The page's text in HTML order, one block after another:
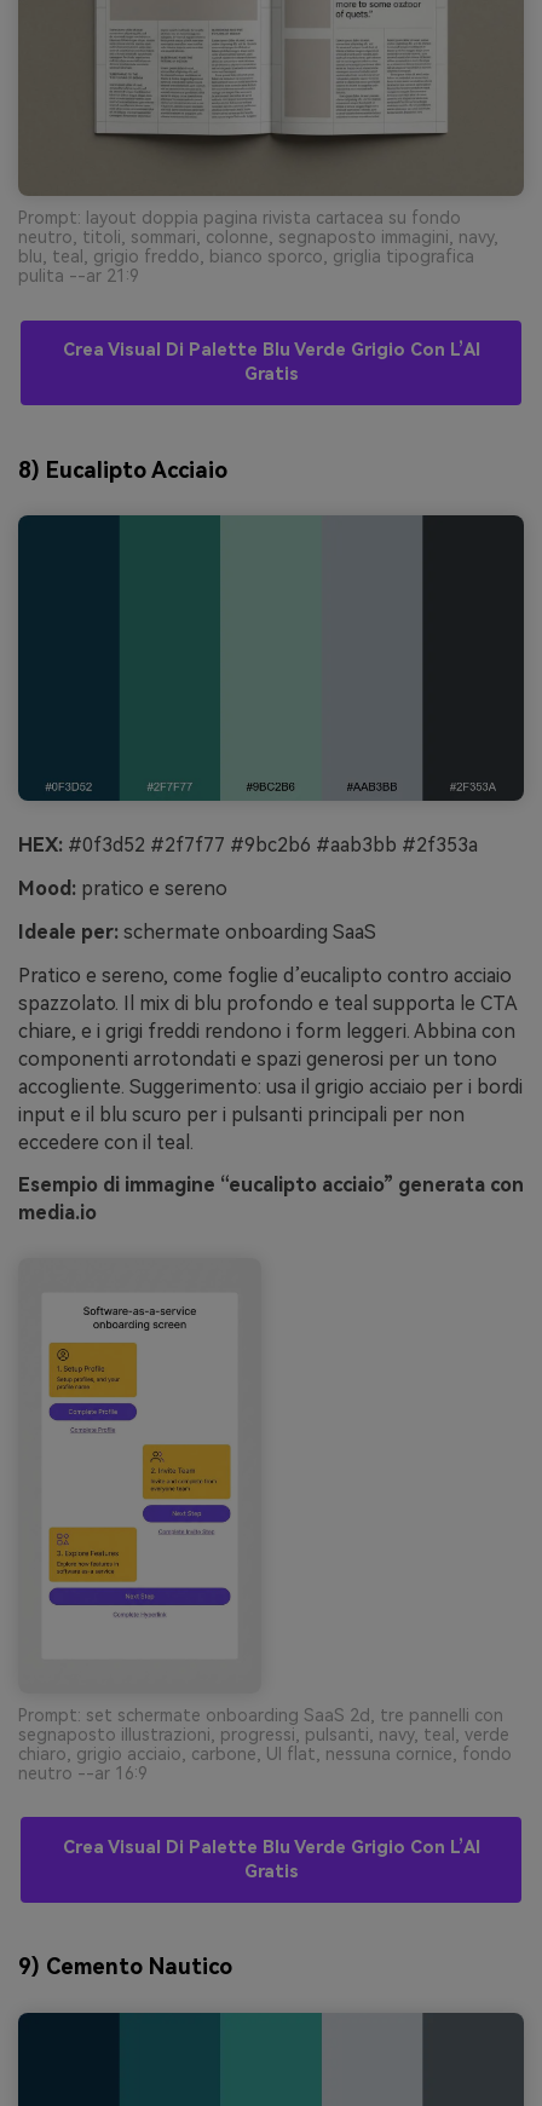
Prompt: layout doppia pagina rivista cartacea su fondo
neutro, titoli, sommari, colonne, segnaposto immagini, navy,
blu, teal, grigio freddo, bianco sporco, griglia tipografica
pulita --ar 21:9
Crea Visual Di Palette Blu Verde Grigio Con L’AI
Gratis
8) Eucalipto Acciaio
HEX: #0f3d52 #2f7f77 #9bc2b6 #aab3bb #2f353a
Mood: pratico e sereno
Ideale per: schermate onboarding SaaS
Pratico e sereno, come foglie d’eucalipto contro acciaio
spazzolato. Il mix di blu profondo e teal supporta le CTA
chiare, e i grigi freddi rendono i form leggeri. Abbina con
componenti arrotondati e spazi generosi per un tono
accogliente. Suggerimento: usa il grigio acciaio per i bordi
input e il blu scuro per i pulsanti principali per non
eccedere con il teal.
Esempio di immagine “eucalipto acciaio” generata con
media.io
Prompt: set schermate onboarding SaaS 2d, tre pannelli con
segnaposto illustrazioni, progressi, pulsanti, navy, teal, verde
chiaro, grigio acciaio, carbone, UI flat, nessuna cornice, fondo
neutro --ar 16:9
Crea Visual Di Palette Blu Verde Grigio Con L’AI
Gratis
9) Cemento Nautico